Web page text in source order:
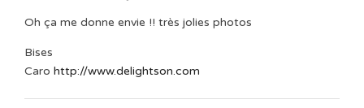
Oh ça me donne envie !! très jolies photos
Bises
Caro http://www.delightson.com